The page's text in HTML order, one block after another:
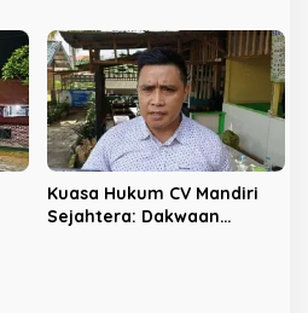
Digeledah KPK
Kuasa Hukum CV Mandiri
Sejahtera: Dakwaan